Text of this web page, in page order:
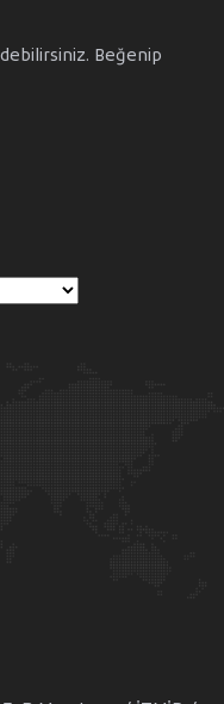
Beğenip